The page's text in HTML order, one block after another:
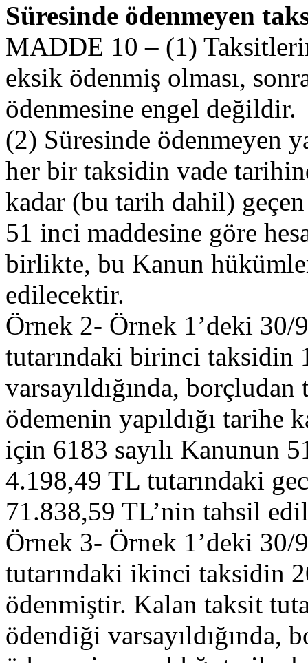
Süresinde ödenmeyen
MADDE 10 – (1)
eksik ödenmiş olması,
ödenmesine engel değildir.
(2) Süresinde ödenmeyen
her bir taksidin vade
kadar (bu tarih dahil)
51 inci maddesine göre
birlikte, bu Kanun
edilecektir.
Örnek 2- Örnek 1’deki
tutarındaki birinci taksidin
varsayıldığında,
ödemenin yapıldığı tarihe
için 6183 sayılı Kanunun
4.198,49 TL tutarındaki
71.838,59 TL’nin tahsil
Örnek 3- Örnek 1’deki
tutarındaki ikinci taksidin
ödenmiştir. Kalan taksit
ödendiği varsayıldığında,